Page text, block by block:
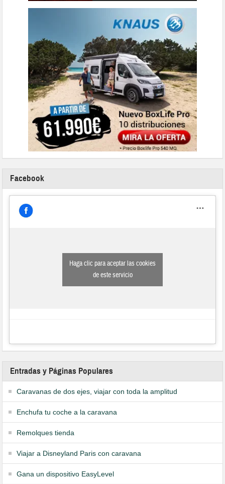
Facebook
Haga clic para aceptar las cookies
de este servicio
Entradas y Páginas Populares
Caravanas de dos ejes, viajar con toda la amplitud
Enchufa tu coche a la caravana
Remolques tienda
Viajar a Disneyland Paris con caravana
Gana un dispositivo EasyLevel